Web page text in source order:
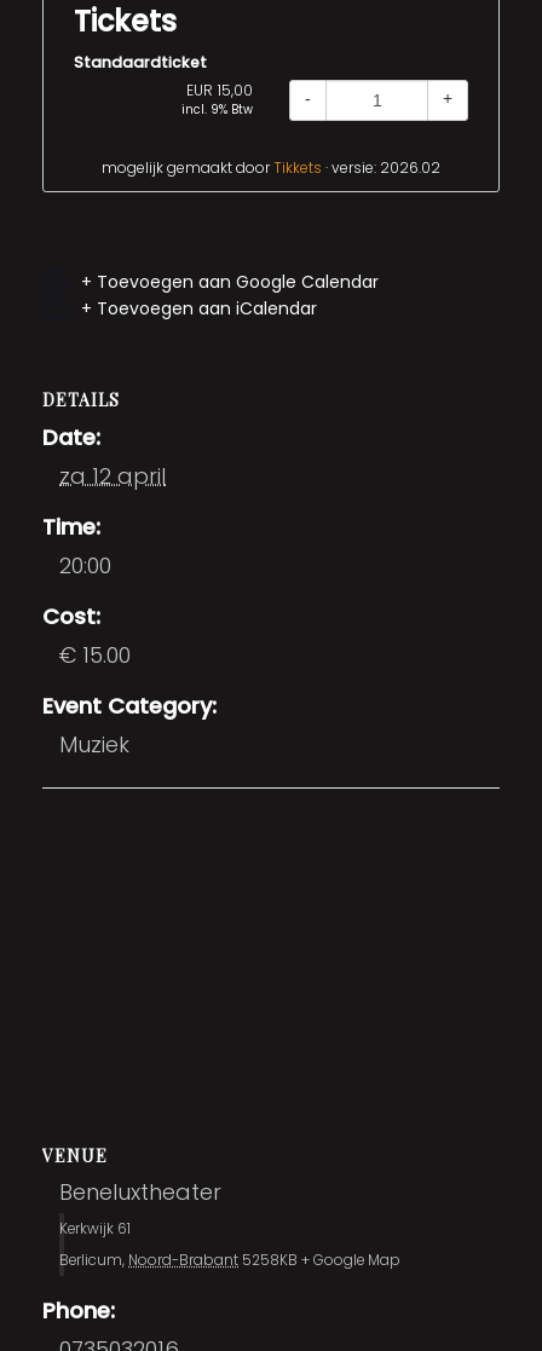
Tickets
Standaardticket
EUR 15,00
incl. 9% Btw
- +
mogelijk gemaakt doorTikkets · versie: 2026.02
+ Toevoegen aan Google Calendar
+ Toevoegen aan iCalendar
DETAILS
Date:
za 12 april
Time:
20:00
Cost:
€ 15.00
Event Category:
Muziek
VENUE
Beneluxtheater
Kerkwijk 61
Berlicum, Noord-Brabant 5258KB + Google Map
Phone: